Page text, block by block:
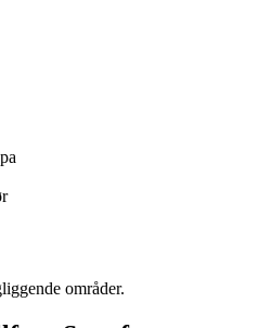
områder.